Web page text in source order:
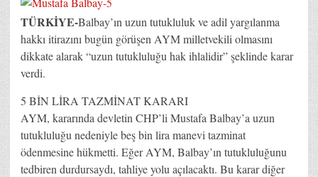
TÜRKİYE-Balbay’ın uzun tutukluluk ve adil yargılanma
hakkı itirazını bugün görüşen AYM milletvekili olmasını
dikkate alarak “uzun tutukluluğu hak ihlalidir” şeklinde karar
verdi.
5 BİN LİRA TAZMİNAT KARARI
AYM, kararında devletin CHP’li Mustafa Balbay’a uzun
tutukluluğu nedeniyle beş bin lira manevi tazminat
ödenmesine hükmetti. Eğer AYM, Balbay’ın tutukluluğunu
tedbiren durdursaydı, tahliye yolu açılacaktı. Bu karar diğer